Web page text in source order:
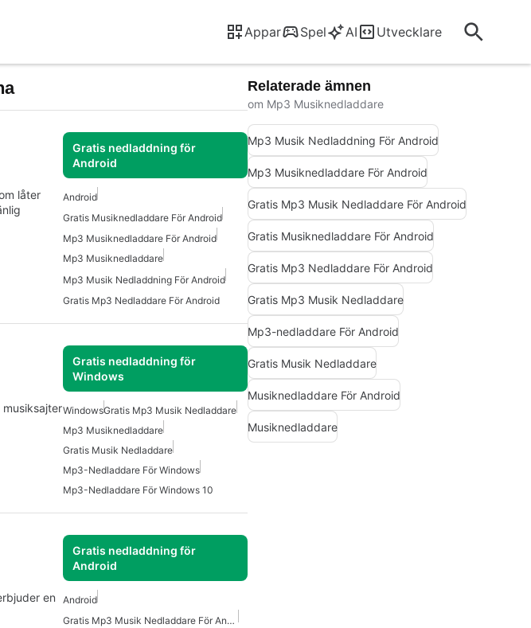
Appar Spel AI Utvecklare
Gratis nedladdning för
Android
låter
Android
Gratis Musiknedladdare För Android
Mp3 Musiknedladdare För Android
Mp3 Musiknedladdare
Mp3 Musik Nedladdning För Android
Gratis Mp3 Nedladdare För Android
Gratis nedladdning för
Windows
WindowsGratis Mp3 Musik Nedladdare
Mp3 Musiknedladdare
Gratis Musik Nedladdare
Mp3-Nedladdare För Windows
Mp3-Nedladdare För Windows 10
Gratis nedladdning för
Android
en
Android
Gratis Mp3 Musik Nedladdare För Android
Relaterade ämnen
om Mp3 Musiknedladdare
Mp3 Musik Nedladdning För Android
Mp3 Musiknedladdare För Android
Gratis Mp3 Musik Nedladdare För Android
Gratis Musiknedladdare För Android
Gratis Mp3 Nedladdare För Android
Gratis Mp3 Musik Nedladdare
Mp3-nedladdare För Android
Gratis Musik Nedladdare
Musiknedladdare För Android
Musiknedladdare